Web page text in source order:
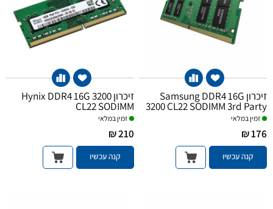
זיכרון Samsung DDR4 16G
3200 CL22 SODIMM 3rd Party
זמין במלאי
176 ₪
קנה עכשיו
זיכרון Hynix DDR4 16G 3200
CL22 SODIMM
זמין במלאי
210 ₪
קנה עכשיו